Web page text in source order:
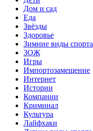
Дом и сад
Еда
Звёзды
Здоровье
Зимние виды спорта
ЗОЖ
Игры
Импортозамещение
Интернет
Истории
Компании
Криминал
Культура
Лайфхаки